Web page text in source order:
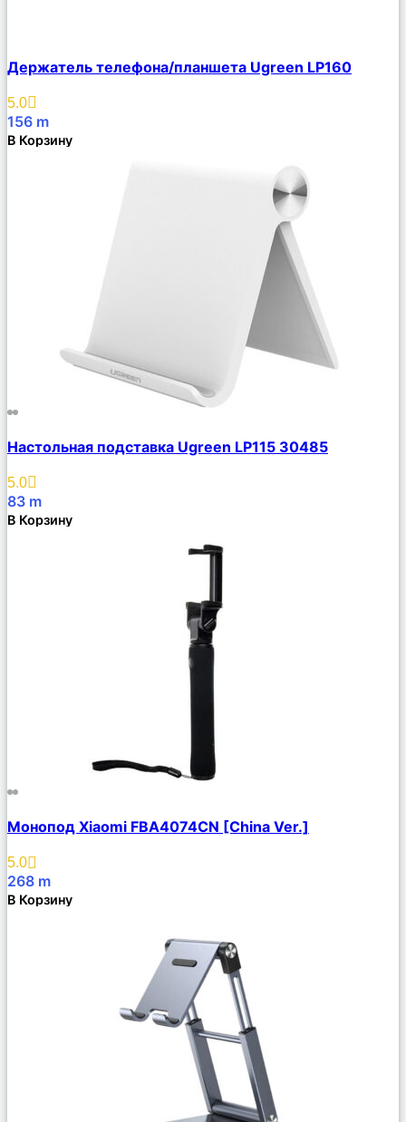
Описание
Избранное
Держатель телефона/планшета Ugreen LP160
5.0
156 m
В Корзину
Описание
Избранное
Настольная подставка Ugreen LP115 30485
5.0
83 m
В Корзину
Описание
Избранное
Монопод Xiaomi FBA4074CN [China Ver.]
5.0
268 m
В Корзину